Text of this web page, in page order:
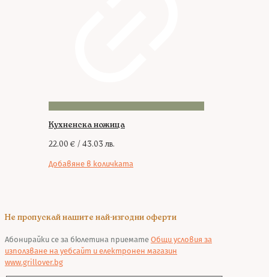
Кухненска ножица
22.00 € / 43.03 лв.
Добавяне в количката
Не пропускай нашите най-изгодни оферти
Абонирайки се за бюлетина приемате Общи условия за
използване на уебсайт и електронен магазин
www.grillover.bg